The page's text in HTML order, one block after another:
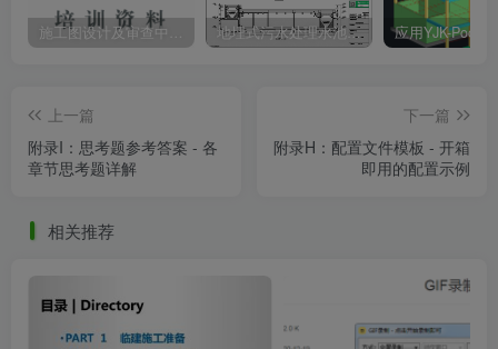
施工图设计及审查中强条与常见问题解析 地埋式污水处理水池结构设计思路及免费各类水池相关设计资料下载
上一篇
附录I：思考题参考答案 - 各
章节思考题详解
下一篇
附录H：配置文件模板 - 开箱
即用的配置示例
相关推荐